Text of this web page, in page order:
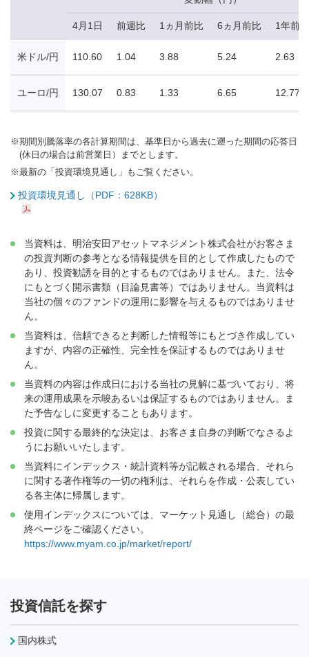
4月1日 前週比 1ヵ月前比 6ヵ月前比 1年前比
米ドル/円 110.60 1.04 3.88 5.24 2.63
ユーロ/円 130.07 0.83 1.33 6.65 12.77
※期間別騰落率の各計算期間は、基準日から過去に遡った期間の応答日
(休日の場合は前営業日）までとします。
※最新の「投資環境見通し」もご覧ください。
投資環境見通し（PDF：628KB）
当資料は、明治安田アセットマネジメント株式会社がお客さま
の投資判断の参考となる情報提供を目的として作成したもので
あり、投資勧誘を目的とするものではありません。また、法令
にもとづく開示書類（目論見書等）ではありません。当資料は
当社の個々のファンドの運用に影響を与えるものではありませ
ん。
当資料は、信頼できると判断した情報等にもとづき作成してい
ますが、内容の正確性、完全性を保証するものではありませ
ん。
当資料の内容は作成日における当社の見解に基づいており、将
来の運用成果を示唆あるいは保証するものではありません。ま
た予告なしに変更することもあります。
投資に関する最終的な決定は、お客さま自身の判断でなさるよ
うにお願いいたします。
当資料にインデックス・統計資料等が記載される場合、それら
に関する著作権等の一切の権利は、それらを作成・公表してい
る各主体に帰属します。
使用インデックスについては、マーケット見通し（総合）の最
終ページをご確認ください。
https://www.myam.co.jp/market/report/
投資信託を探す
国内株式